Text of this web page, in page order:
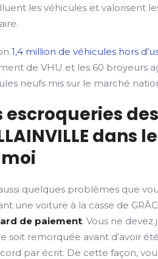
les véhicules et valorisent
1,4 million de véhicules hors
de VHU et les 60 broyeurs
neufs mis sur le marché
escroqueries
quelques problèmes que
une voiture à la casse de
de paiement. Vous ne
soit remorquée avant d’avoir
par écrit. De cette façon,